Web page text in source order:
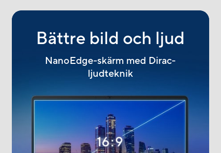
Bättre bild och ljud
NanoEdge-skärm med Dirac-
ljudteknik